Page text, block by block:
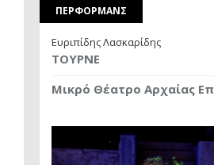
ΠΕΡΦΟΡΜΑΝΣ
Ευριπίδης Λασκαρίδης
ΤΟΥΡΝΕ
Μικρό Θέατρο Αρχαίας